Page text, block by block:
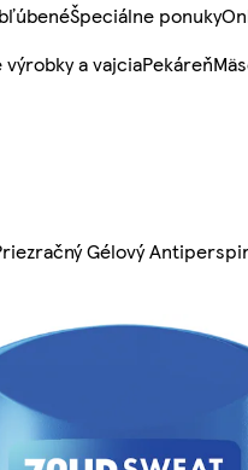
Špeciálne ponuky
výrobky a vajciaPekáreň
Gélový